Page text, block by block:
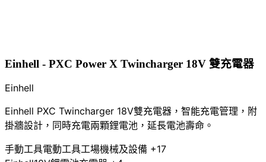
Einhell - PXC Power X Twincharger 18V 雙充電器
Einhell
Einhell PXC Twincharger 18V雙充電器，智能充電管理，附
掛牆設計，同時充電兩顆鋰電池，延長電池壽命。
手動工具電動工具工場機械及設備 +17